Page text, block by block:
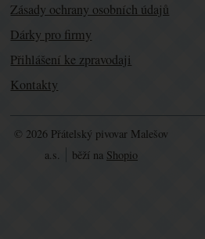
Zásady ochrany osobních údajů
Dárky pro firmy
Přihlášení ke zpravodaji
Kontakty
© 2026 Přátelský pivovar Malešov
a.s.
běží na Shopio